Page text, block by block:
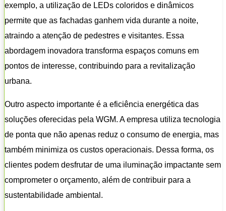
exemplo, a utilização de LEDs coloridos e dinâmicos
permite que as fachadas ganhem vida durante a noite,
atraindo a atenção de pedestres e visitantes. Essa
abordagem inovadora transforma espaços comuns em
pontos de interesse, contribuindo para a revitalização
urbana.
Outro aspecto importante é a eficiência energética das
soluções oferecidas pela WGM. A empresa utiliza tecnologia
de ponta que não apenas reduz o consumo de energia, mas
também minimiza os custos operacionais. Dessa forma, os
clientes podem desfrutar de uma iluminação impactante sem
comprometer o orçamento, além de contribuir para a
sustentabilidade ambiental.